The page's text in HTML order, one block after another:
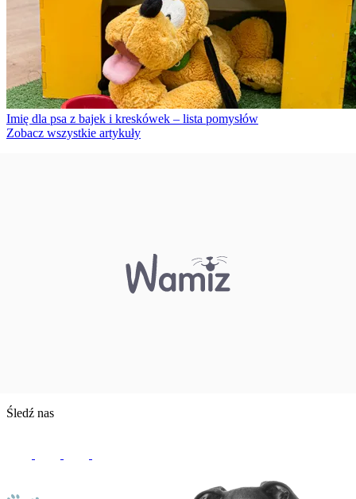
Imię dla psa z bajek i kreskówek – lista pomysłów
Zobacz wszystkie artykuły
Śledź nas